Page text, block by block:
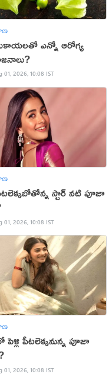
ఎన్నో ఆరోగ్య
01, 2026, 10:08 IST
స్టార్ నటి పూజా
01, 2026, 10:08 IST
పెళ్లి పీటలెక్కనున్న పూజా
01, 2026, 10:08 IST